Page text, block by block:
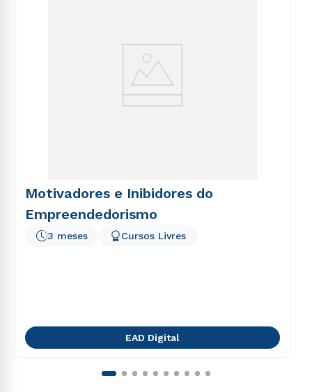
Motivadores e Inibidores do
Empreendedorismo
3 meses Cursos Livres
EAD Digital